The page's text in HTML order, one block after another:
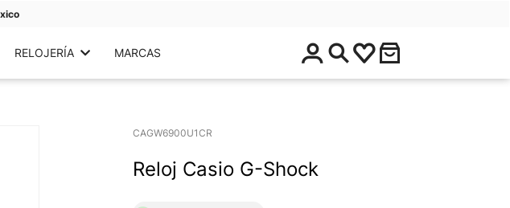
RELOJERÍA MARCAS
$
0
.
CAGW6900U1CR
Reloj Casio G-Shock